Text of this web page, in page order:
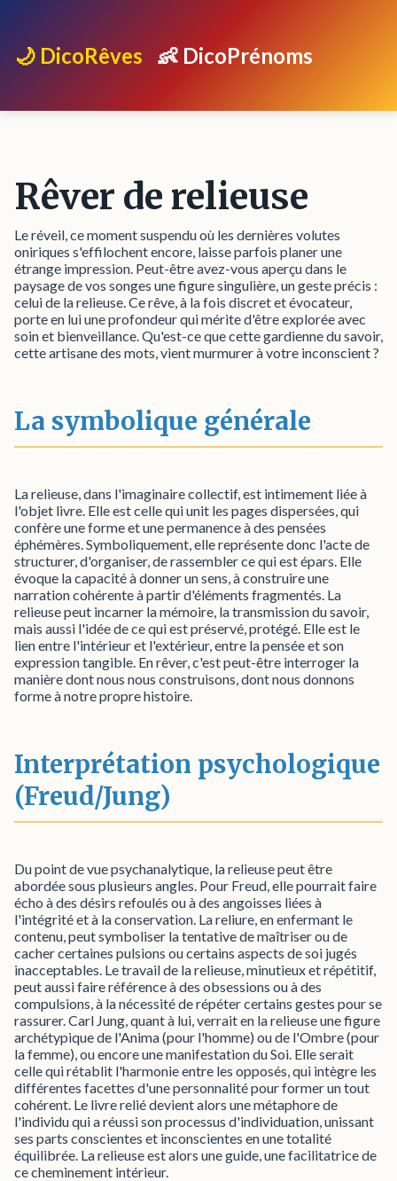
🌙 DicoRêves 👶 DicoPrénoms
Rêver de relieuse
Le réveil, ce moment suspendu où les dernières volutes
oniriques s'effilochent encore, laisse parfois planer une
étrange impression. Peut-être avez-vous aperçu dans le
paysage de vos songes une figure singulière, un geste précis :
celui de la relieuse. Ce rêve, à la fois discret et évocateur,
porte en lui une profondeur qui mérite d'être explorée avec
soin et bienveillance. Qu'est-ce que cette gardienne du savoir,
cette artisane des mots, vient murmurer à votre inconscient ?
La symbolique générale
La relieuse, dans l'imaginaire collectif, est intimement liée à
l'objet livre. Elle est celle qui unit les pages dispersées, qui
confère une forme et une permanence à des pensées
éphémères. Symboliquement, elle représente donc l'acte de
structurer, d'organiser, de rassembler ce qui est épars. Elle
évoque la capacité à donner un sens, à construire une
narration cohérente à partir d'éléments fragmentés. La
relieuse peut incarner la mémoire, la transmission du savoir,
mais aussi l'idée de ce qui est préservé, protégé. Elle est le
lien entre l'intérieur et l'extérieur, entre la pensée et son
expression tangible. En rêver, c'est peut-être interroger la
manière dont nous nous construisons, dont nous donnons
forme à notre propre histoire.
Interprétation psychologique
(Freud/Jung)
Du point de vue psychanalytique, la relieuse peut être
abordée sous plusieurs angles. Pour Freud, elle pourrait faire
écho à des désirs refoulés ou à des angoisses liées à
l'intégrité et à la conservation. La reliure, en enfermant le
contenu, peut symboliser la tentative de maîtriser ou de
cacher certaines pulsions ou certains aspects de soi jugés
inacceptables. Le travail de la relieuse, minutieux et répétitif,
peut aussi faire référence à des obsessions ou à des
compulsions, à la nécessité de répéter certains gestes pour se
rassurer. Carl Jung, quant à lui, verrait en la relieuse une figure
archétypique de l'Anima (pour l'homme) ou de l'Ombre (pour
la femme), ou encore une manifestation du Soi. Elle serait
celle qui rétablit l'harmonie entre les opposés, qui intègre les
différentes facettes d'une personnalité pour former un tout
cohérent. Le livre relié devient alors une métaphore de
l'individu qui a réussi son processus d'individuation, unissant
ses parts conscientes et inconscientes en une totalité
équilibrée. La relieuse est alors une guide, une facilitatrice de
ce cheminement intérieur.